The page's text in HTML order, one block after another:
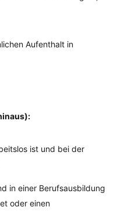
Aufenthalt in
ist und bei der
in einer Berufsausbildung
oder einen